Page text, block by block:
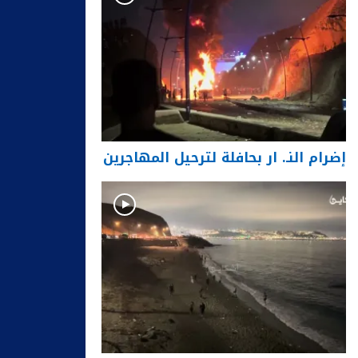
إضرام النـ. ار بحافلة لترحيل المهاجرين